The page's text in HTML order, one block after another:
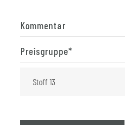
Kommentar
Preisgruppe*